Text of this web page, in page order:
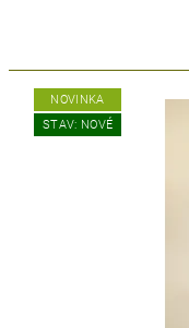
NOVINKA
STAV: NOVÉ